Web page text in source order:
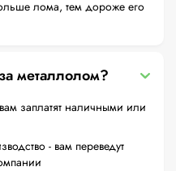
лома, тем дороже его
металлолом?
заплатят наличными или
- вам переведут